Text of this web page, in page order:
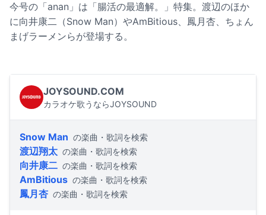
今号の「anan」は「腸活の最適解。」特集。渡辺のほか
に向井康二（Snow Man）やAmBitious、鳳月杏、ちょん
まげラーメンらが登場する。
JOYSOUND.COM
カラオケ歌うならJOYSOUND
Snow Man の楽曲・歌詞を検索
渡辺翔太 の楽曲・歌詞を検索
向井康二 の楽曲・歌詞を検索
AmBitious の楽曲・歌詞を検索
鳳月杏 の楽曲・歌詞を検索